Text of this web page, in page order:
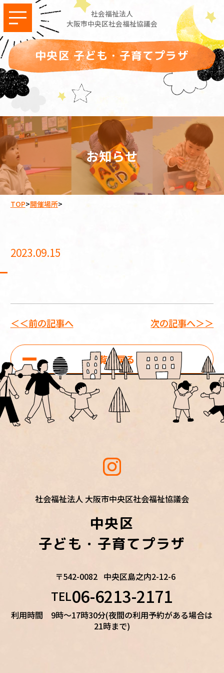
社会福祉法人
大阪市中央区社会福祉協議会
中央区 子ども・子育てプラザ
お知らせ
TOP>開催場所>
2023.09.15
＜＜前の記事へ
一覧に戻る
次の記事へ＞＞
社会福祉法人 大阪市中央区社会福祉協議会
中央区
子ども・子育てプラザ
〒542-0082 中央区島之内2-12-6
TEL06-6213-2171
利用時間 9時～17時30分(夜間の利用予約がある場合は
21時まで)